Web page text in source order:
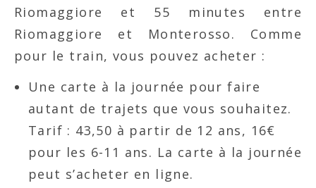
Riomaggiore et 55 minutes entre
Riomaggiore et Monterosso. Comme
pour le train, vous pouvez acheter :
Une carte à la journée pour faire
autant de trajets que vous souhaitez.
Tarif : 43,50 à partir de 12 ans, 16€
pour les 6-11 ans. La carte à la journée
peut s’acheter en ligne.